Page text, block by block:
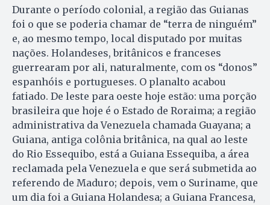
Durante o período colonial, a região das Guianas
foi o que se poderia chamar de “terra de ninguém”
e, ao mesmo tempo, local disputado por muitas
nações. Holandeses, britânicos e franceses
guerrearam por ali, naturalmente, com os “donos”
espanhóis e portugueses. O planalto acabou
fatiado. De leste para oeste hoje estão: uma porção
brasileira que hoje é o Estado de Roraima; a região
administrativa da Venezuela chamada Guayana; a
Guiana, antiga colônia britânica, na qual ao leste
do Rio Essequibo, está a Guiana Essequiba, a área
reclamada pela Venezuela e que será submetida ao
referendo de Maduro; depois, vem o Suriname, que
um dia foi a Guiana Holandesa; a Guiana Francesa,